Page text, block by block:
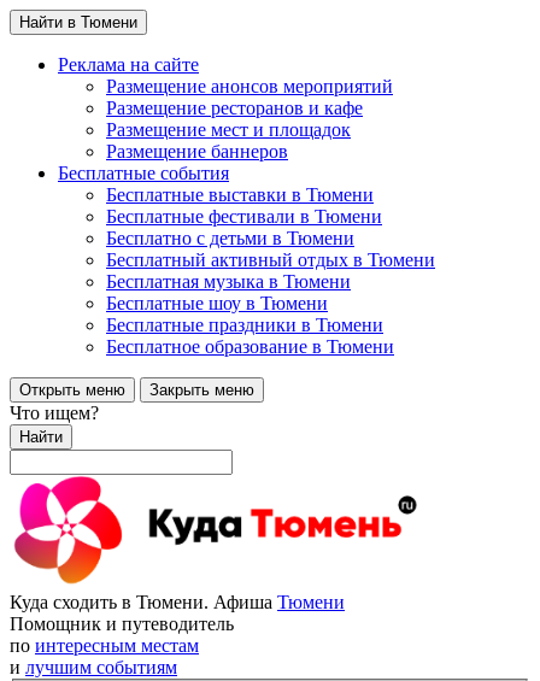
Найти в Тюмени
Реклама на сайте
Размещение анонсов мероприятий
Размещение ресторанов и кафе
Размещение мест и площадок
Размещение баннеров
Бесплатные события
Бесплатные выставки в Тюмени
Бесплатные фестивали в Тюмени
Бесплатно с детьми в Тюмени
Бесплатный активный отдых в Тюмени
Бесплатная музыка в Тюмени
Бесплатные шоу в Тюмени
Бесплатные праздники в Тюмени
Бесплатное образование в Тюмени
Открыть меню Закрыть меню
Что ищем?
Найти
Куда сходить в Тюмени. Афиша Тюмени
Помощник и путеводитель
по интересным местам
и лучшим событиям